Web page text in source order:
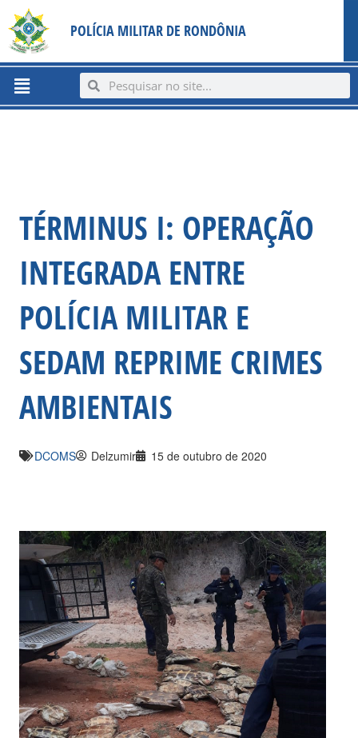
content
para
conteúdo
POLÍCIA MILITAR DE RONDÔNIA
Menu SearchSearch
TÉRMINUS I: OPERAÇÃO
INTEGRADA ENTRE
POLÍCIA MILITAR E
SEDAM REPRIME CRIMES
AMBIENTAIS
DCOMS Delzumir 15 de outubro de 2020